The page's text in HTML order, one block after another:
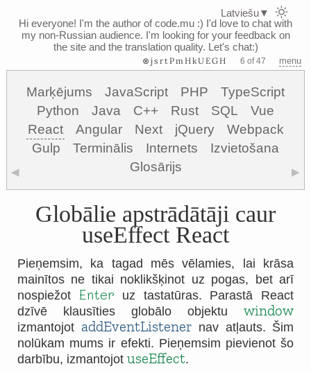
Hi everyone! I'm the author of code.mu :) I'd love to chat with
my non-Russian audience. I'm looking for your feedback on
the site and the translation quality. Let's chat:)
⊗jsrtPmHkUEGH 6 of 47 menu
Marķējums JavaScript PHP
TypeScript
Python
Java C++ Rust SQL
Vue
React
Angular Next jQuery
Webpack
Gulp
Terminālis Internets
Izvietošana
Glosārijs
◀ ▶
Globālie apstrādātāji caur
useEffect React
Pieņemsim, ka tagad mēs vēlamies, lai krāsa
mainītos ne tikai noklikšķinot uz pogas, bet arī
nospiežot Enter uz tastatūras. Parastā React
dzīvē klausīties globālo objektu window
izmantojot addEventListener nav atļauts. Šim
nolūkam mums ir efekti. Pieņemsim pievienot šo
darbību, izmantojot useEffect.
Latviešu▼